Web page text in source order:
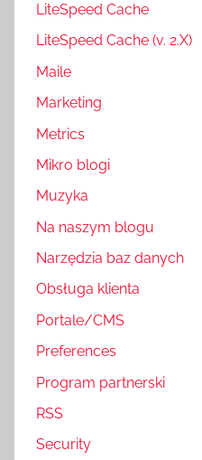
LiteSpeed Cache
LiteSpeed Cache (v. 2.X)
Maile
Marketing
Metrics
Mikro blogi
Muzyka
Na naszym blogu
Narzędzia baz danych
Obsługa klienta
Portale/CMS
Preferences
Program partnerski
RSS
Security